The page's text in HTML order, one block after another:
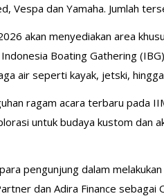
Vespa dan Yamaha. Jumlah
akan menyediakan area
Boating Gathering
air seperti kayak, jetski,
ragam acara terbaru pada
untuk budaya kustom dan
pengunjung dalam
dan Adira Finance